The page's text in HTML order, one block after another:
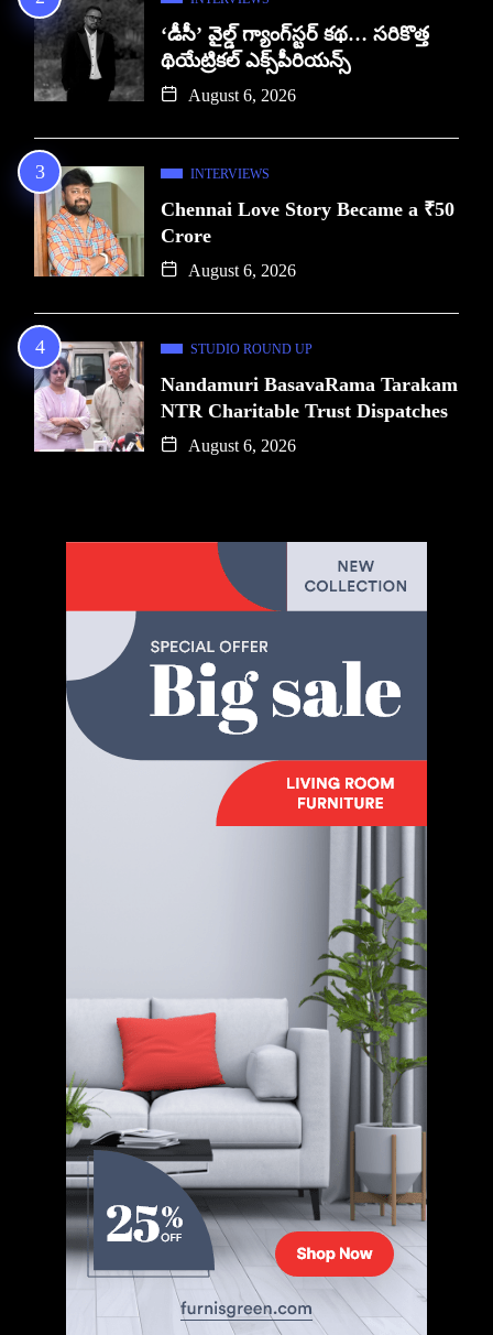
‘డీసీ’ వైల్డ్ గ్యాంగ్‌స్టర్ కథ… సరికొత్త
థియేట్రికల్ ఎక్స్‌పీరియన్స్
August 6, 2026
INTERVIEWS
Chennai Love Story Became a ₹50
Crore
August 6, 2026
STUDIO ROUND UP
Nandamuri BasavaRama Tarakam
NTR Charitable Trust Dispatches
August 6, 2026